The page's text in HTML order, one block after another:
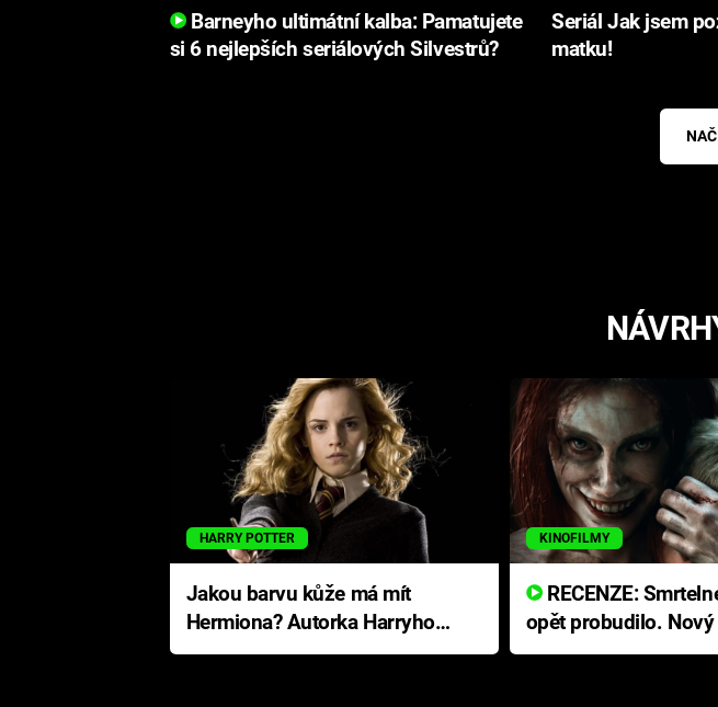
Barneyho ultimátní kalba: Pamatujete
si 6 nejlepších seriálových Silvestrů?
Seriál Jak jsem
matku!
HARRY POTTER
Jakou barvu kůže má mít
Hermiona? Autorka Harryho
Pottera přišla s ráznou
KINOFILMY
RECENZE: Smrtelné zlo se
opět probudilo. Nový
přichází s